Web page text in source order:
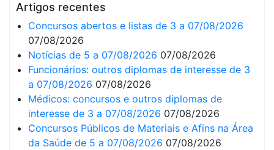
Artigos recentes
Concursos abertos e listas de 3 a 07/08/2026
07/08/2026
Notícias de 5 a 07/08/2026 07/08/2026
Funcionários: outros diplomas de interesse de 3
a 07/08/2026 07/08/2026
Médicos: concursos e outros diplomas de
interesse de 3 a 07/08/2026 07/08/2026
Concursos Públicos de Materiais e Afins na Área
da Saúde de 5 a 07/08/2026 07/08/2026